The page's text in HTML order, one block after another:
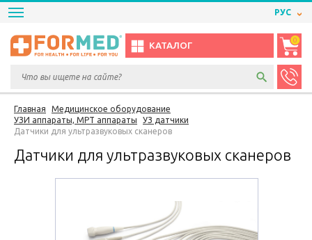
РУС
КАТАЛОГ
0
Главная
Медицинское оборудование
УЗИ аппараты, МРТ аппараты
УЗ датчики
Датчики для ультразвуковых сканеров
Датчики для ультразвуковых сканеров